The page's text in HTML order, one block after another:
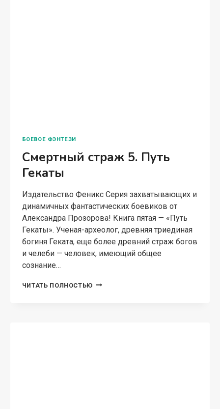
БОЕВОЕ ФЭНТЕЗИ
Смертный страж 5. Путь
Гекаты
Издательство Феникс Серия захватывающих и
динамичных фантастических боевиков от
Александра Прозорова! Книга пятая — «Путь
Гекаты». Ученая-археолог, древняя триединая
богиня Геката, еще более древний страж богов
и челеби — человек, имеющий общее
сознание…
ЧИТАТЬ ПОЛНОСТЬЮ СМЕРТНЫЙ